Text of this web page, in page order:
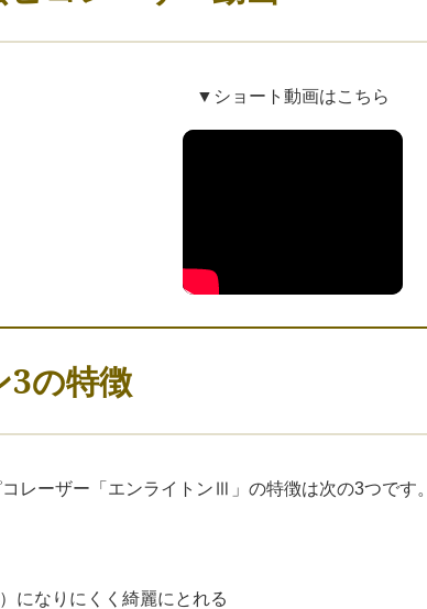
▼ショート動画はこちら
3の特徴
レーザー「エンライトンⅢ」の特徴は次の3つです。
になりにくく綺麗にとれる